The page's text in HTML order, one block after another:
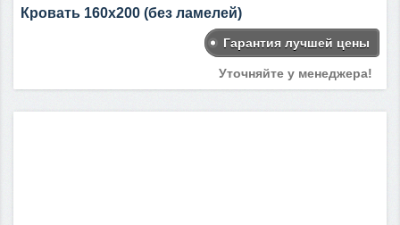
Кровать 160х200 (без ламелей)
Гарантия лучшей цены
Уточняйте у менеджера!